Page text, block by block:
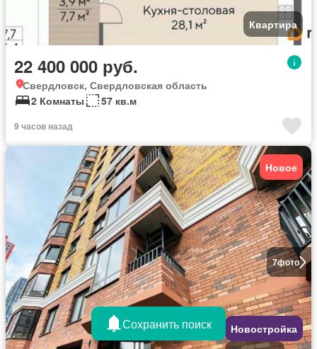
Квартира
22 400 000 руб.
Свердловск, Свердловская область
2 Комнаты
57 кв.м
9 часов назад
7фото
Новое
Новостройка
Сохранить поиск